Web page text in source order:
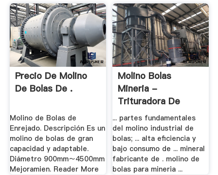
Precio De Molino
De Bolas De .
Molino de Bolas de
Enrejado. Descripción Es un
molino de bolas de gran
capacidad y adaptable.
Diámetro 900mm～4500mm
Mejoramien. Reader More
Molino Bolas
Mineria -
Trituradora De
Cono
... partes fundamentales
del molino industrial de
bolas; ... alta eficiencia y
bajo consumo de ... mineral
fabricante de . molino de
bolas para mineria ...